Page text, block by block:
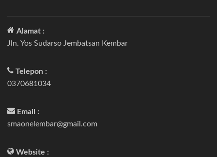
Alamat :
Jln. Yos Sudarso Jembatsan Kembar
Telepon :
0370681034
Email :
smaonelembar@gmail.com
Website :